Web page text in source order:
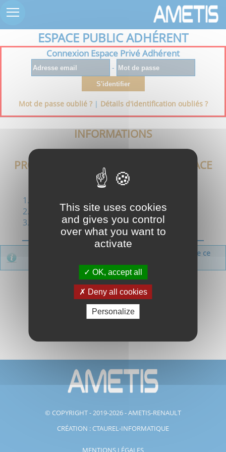
ESPACE PUBLIC ADHÉRENT
Connexion Espace Privé Adhérent
-
S'identifier
Mot de passe oublié ?| Détails d'identification oubliés ?
INFORMATIONS
PROCÉDURE DE CONNEXION À L'ESPACE
PRIVÉ ADHÉRENT
Renseigner votre mot de passe
Cliquer sur : "S'identifier"
Veuillez vous connecter pour accéder au reste de ce
contenu.
© COPYRIGHT - 2019-2026 - AMETIS-RENAULT
CRÉATION : CTAUREL-INFORMATIQUE
MENTIONS LÉGALES
This site uses cookies
and gives you control
over what you want to
activate
OK, accept all
Deny all cookies
Personalize